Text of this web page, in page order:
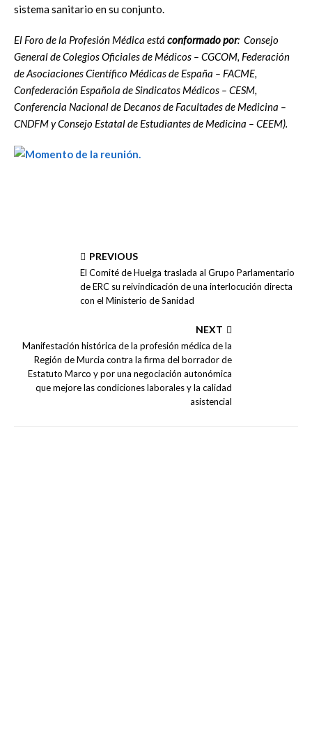
sistema sanitario en su conjunto.
El Foro de la Profesión Médica está conformado por: Consejo
General de Colegios Oficiales de Médicos – CGCOM, Federación
de Asociaciones Científico Médicas de España – FACME,
Confederación Española de Sindicatos Médicos – CESM,
Conferencia Nacional de Decanos de Facultades de Medicina –
CNDFM y Consejo Estatal de Estudiantes de Medicina – CEEM).
PREVIOUS
El Comité de Huelga traslada al Grupo Parlamentario
de ERC su reivindicación de una interlocución directa
con el Ministerio de Sanidad
NEXT
Manifestación histórica de la profesión médica de la
Región de Murcia contra la firma del borrador de
Estatuto Marco y por una negociación autonómica
que mejore las condiciones laborales y la calidad
asistencial